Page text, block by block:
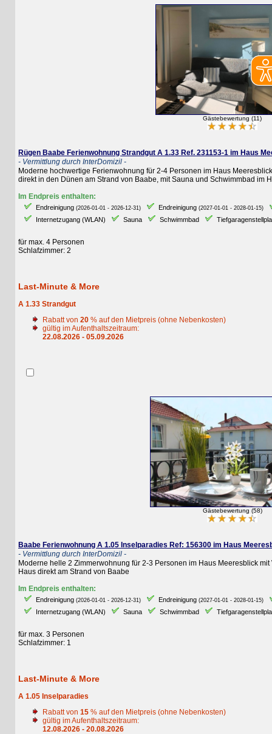
Gästebewertung (11)
Rügen Baabe Ferienwohnung Strandgut A 1.33 Ref. 231153-1 im Haus
- Vermittlung durch InterDomizil -
Moderne hochwertige Ferienwohnung für 2-4 Personen im Haus Meeresblick
direkt in den Dünen am Strand von Baabe, mit Sauna und Schwimmbad im
Im Endpreis enthalten:
Endreinigung(2026-01-01 - 2026-12-31) Endreinigung(2027-01-01 - 2028-01-15)
Internetzugang (WLAN)
Sauna Schwimmbad Tiefgaragenstellplatz
für max. 4 Personen
Schlafzimmer: 2
Last-Minute & More
A 1.33 Strandgut
Rabatt von20% auf den Mietpreis (ohne Nebenkosten)
gültig im Aufenthaltszeitraum:
22.08.2026 - 05.09.2026
Gästebewertung (58)
Baabe Ferienwohnung A 1.05 Inselparadies Ref: 156300 im Haus Meeresblick
- Vermittlung durch InterDomizil -
Moderne helle 2 Zimmerwohnung für 2-3 Personen im Haus Meeresblick mit
Haus direkt am Strand von Baabe
Im Endpreis enthalten:
Endreinigung(2026-01-01 - 2026-12-31) Endreinigung(2027-01-01 - 2028-01-15)
Internetzugang (WLAN)
Sauna Schwimmbad Tiefgaragenstellplatz
für max. 3 Personen
Schlafzimmer: 1
Last-Minute & More
A 1.05 Inselparadies
Rabatt von15% auf den Mietpreis (ohne Nebenkosten)
gültig im Aufenthaltszeitraum:
12.08.2026 - 20.08.2026